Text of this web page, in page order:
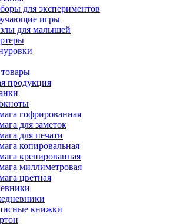
для экспериментов
игры
для малышей
продукция
гофрированная
для заметок
для печати
копировальная
крепированная
миллиметровая
цветная
книжки